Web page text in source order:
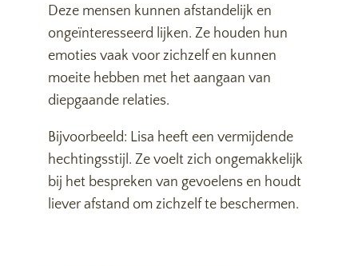
Deze mensen kunnen afstandelijk en
ongeïnteresseerd lijken. Ze houden hun
emoties vaak voor zichzelf en kunnen
moeite hebben met het aangaan van
diepgaande relaties.
Bijvoorbeeld: Lisa heeft een vermijdende
hechtingsstijl. Ze voelt zich ongemakkelijk
bij het bespreken van gevoelens en houdt
liever afstand om zichzelf te beschermen.